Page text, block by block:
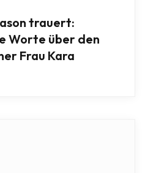
trauert:
Worte über den
Frau Kara